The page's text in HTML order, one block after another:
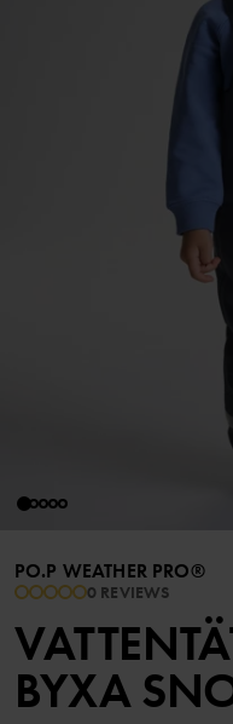
PO.P WEATHER PRO®
0 REVIEWS
BYXA